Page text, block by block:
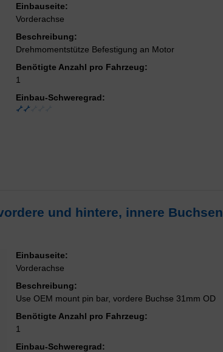
Einbauseite:
Vorderachse
Beschreibung:
Drehmomentstütze Befestigung an Motor
Benötigte Anzahl pro Fahrzeug:
1
Einbau-Schweregrad:
und hintere, innere Buchsen
Einbauseite:
Vorderachse
Beschreibung:
Use OEM mount pin bar, vordere Buchse 31mm OD
Benötigte Anzahl pro Fahrzeug:
1
Einbau-Schweregrad: